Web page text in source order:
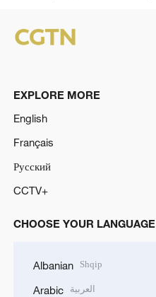
EXPLORE MORE
English
Français
Русский
CCTV+
CHOOSE YOUR LANGUAGE
Albanian Shqip
Arabic العربية